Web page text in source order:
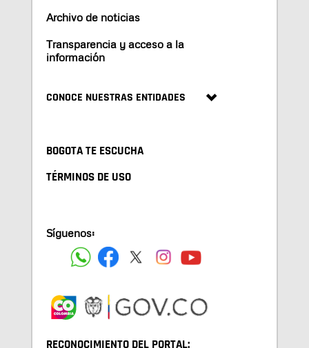
Archivo de noticias
Transparencia y acceso a la
información
CONOCE NUESTRAS ENTIDADES
BOGOTA TE ESCUCHA
TÉRMINOS DE USO
Síguenos:
RECONOCIMIENTO DEL PORTAL: